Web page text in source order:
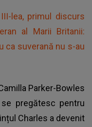
lea, primul discurs
al Marii Britanii:
ca suverană nu s-au
Parker-Bowles
pregătesc pentru
Charles a devenit